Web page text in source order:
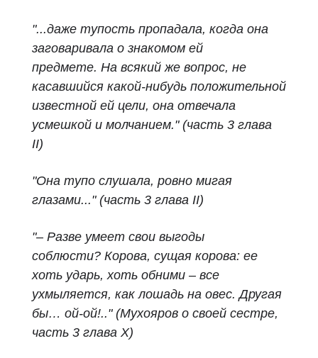
"...даже тупость пропадала, когда она
заговаривала о знакомом ей
предмете. На всякий же вопрос, не
касавшийся какой-нибудь положительной
известной ей цели, она отвечала
усмешкой и молчанием." (часть 3 глава
II)
"Она тупо слушала, ровно мигая
глазами..." (часть 3 глава II)
"– Разве умеет свои выгоды
соблюсти? Корова, сущая корова: ее
хоть ударь, хоть обними – все
ухмыляется, как лошадь на овес. Другая
бы… ой-ой!.." (Мухояров о своей сестре,
часть 3 глава X)